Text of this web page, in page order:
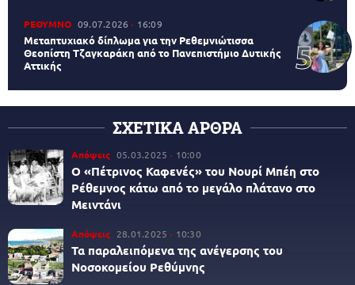
ΡΕΘΥΜΝΟ 09.07.2026 16:09
Μεταπτυχιακό δίπλωμα για την Ρεθεμνιώτισσα
Θεοπίστη Τζαγκαράκη από το Πανεπιστήμιο Δυτικής
Αττικής
ΣΧΕΤΙΚΑ ΑΡΘΡΑ
Απόψεις 05.03.2025 10:00
Ο «Πέτρινος Καφενές» του Νουρί Μπέη στο
Ρέθεμνος κάτω από το μεγάλο πλάτανο στο
Μειντάνι
Απόψεις 28.01.2025 10:30
Τα παραλειπόμενα της ανέγερσης του
Νοσοκομείου Ρεθύμνης